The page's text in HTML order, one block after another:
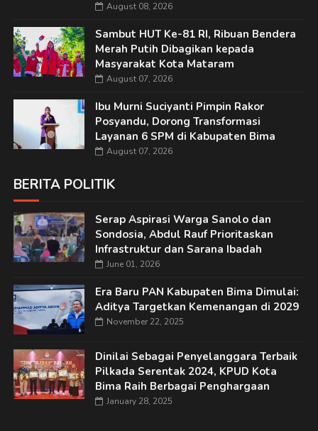
August 08, 2026
Sambut HUT Ke-81 RI, Ribuan Bendera
Merah Putih Dibagikan kepada
Masyarakat Kota Mataram
August 07, 2026
Ibu Murni Suciyanti Pimpin Rakor
Posyandu, Dorong Transformasi
Layanan 6 SPM di Kabupaten Bima
August 07, 2026
BERITA POLITIK
Serap Aspirasi Warga Sanolo dan
Sondosia, Abdul Rauf Prioritaskan
Infrastruktur dan Sarana Ibadah
June 01, 2026
Era Baru PAN Kabupaten Bima Dimulai:
Aditya Targetkan Kemenangan di 2029
November 22, 2025
Dinilai Sebagai Penyelanggara Terbaik
Pilkada Serentak 2024, KPUD Kota
Bima Raih Berbagai Penghargaan
January 28, 2025